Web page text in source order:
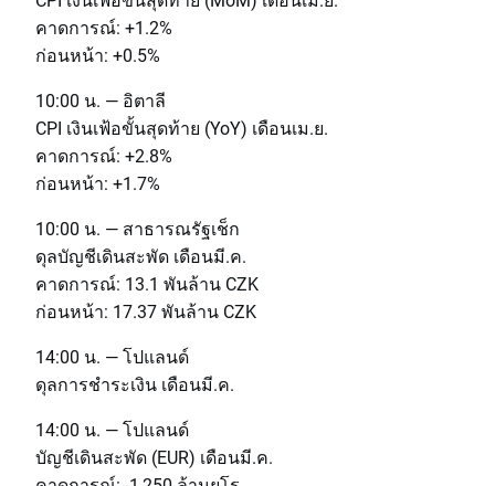
คาดการณ์: +1.2%
ก่อนหน้า: +0.5%
10:00 น. — อิตาลี
CPI เงินเฟ้อขั้นสุดท้าย (YoY) เดือนเม.ย.
คาดการณ์: +2.8%
ก่อนหน้า: +1.7%
10:00 น. — สาธารณรัฐเช็ก
ดุลบัญชีเดินสะพัด เดือนมี.ค.
คาดการณ์: 13.1 พันล้าน CZK
ก่อนหน้า: 17.37 พันล้าน CZK
14:00 น. — โปแลนด์
ดุลการชำระเงิน เดือนมี.ค.
14:00 น. — โปแลนด์
บัญชีเดินสะพัด (EUR) เดือนมี.ค.